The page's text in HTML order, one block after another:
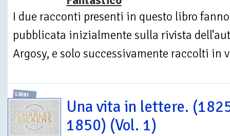
I due racconti presenti in questo libro
pubblicata inizialmente sulla rivista
Argosy, e solo successivamente raccolti in
LIBRI
Una vita in lettere.
1850) (Vol. 1)